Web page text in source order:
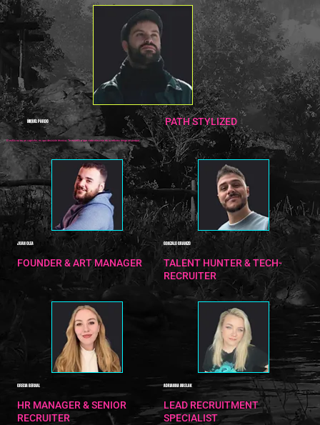
MIGUEL PARDO PATH STYLIZED
El estilo no es un capricho, es una decisión técnica. Te enseño a que cada elección en tu entorno tenga un porqué.
JUAN OLEA
FOUNDER & ART MANAGER
GONZALO GRANIZO
TALENT HUNTER & TECH-
RECRUITER
GRECIA BERNAL
HR MANAGER & SENIOR
RECRUITER
ADRIANNA MASLAK
LEAD RECRUITMENT
SPECIALIST